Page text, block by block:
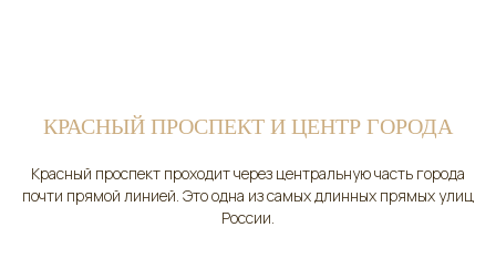
КРАСНЫЙ ПРОСПЕКТ И ЦЕНТР ГОРОДА
Красный проспект проходит через центральную часть города
почти прямой линией. Это одна из самых длинных прямых улиц
России.